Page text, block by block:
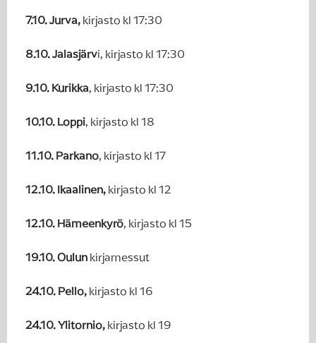
7.10. Jurva,kirjasto kl 17:30
8.10. Jalasjärvi, kirjasto kl 17:30
9.10. Kurikka, kirjasto kl 17:30
10.10. Loppi, kirjasto kl 18
11.10. Parkano, kirjasto kl 17
12.10. Ikaalinen,kirjasto kl 12
12.10. Hämeenkyrö, kirjasto kl 15
19.10. Oulunkirjamessut
24.10. Pello,kirjasto kl 16
24.10. Ylitornio,kirjasto kl 19